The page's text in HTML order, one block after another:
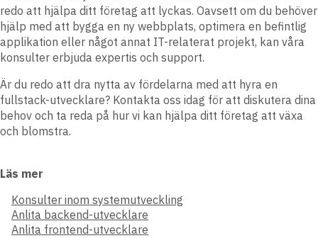
redo att hjälpa ditt företag att lyckas. Oavsett om du behöver
hjälp med att bygga en ny webbplats, optimera en befintlig
applikation eller något annat IT-relaterat projekt, kan våra
konsulter erbjuda expertis och support.
Är du redo att dra nytta av fördelarna med att hyra en
fullstack-utvecklare? Kontakta oss idag för att diskutera dina
behov och ta reda på hur vi kan hjälpa ditt företag att växa
och blomstra.
Läs mer
Konsulter inom systemutveckling
Anlita backend-utvecklare
Anlita frontend-utvecklare